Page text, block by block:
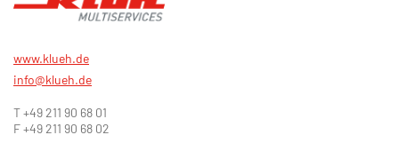
www.klueh.de
info@klueh.de
T +49 211 90 68 01
F +49 211 90 68 02